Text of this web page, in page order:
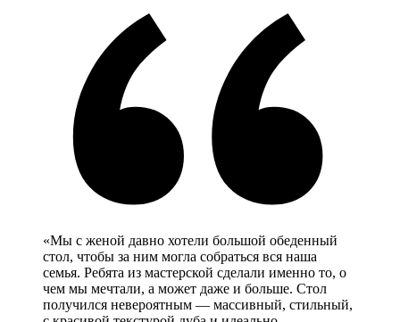
«Мы с женой давно хотели большой обеденный
стол, чтобы за ним могла собраться вся наша
семья. Ребята из мастерской сделали именно то, о
чем мы мечтали, а может даже и больше. Стол
получился невероятным — массивный, стильный,